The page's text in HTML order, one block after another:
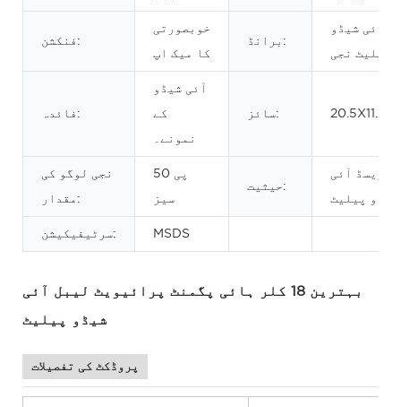
فنکشن:
خوبصورتی
کا میک اپ
برانڈ:
آئی شیڈو
پیلیٹ نجی
فائدہ:
آئی شیڈو
کے
نمونے۔
سائز:
نجی لوگو کی
مقدار:
50 پی
سیز
حیثیت:
پریسڈ آئی
شیڈو پیلیٹ
سرٹیفیکیشن: MSDS
بہترین 18 کلر ہائی پگمنٹ پرائیویٹ لیبل آئی
شیڈو پیلیٹ
پروڈکٹ کی تفصیلات